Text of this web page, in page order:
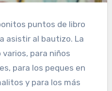
puntos de libro
asistir al bautizo. La
varios, para niños
para los peques en
y para los más